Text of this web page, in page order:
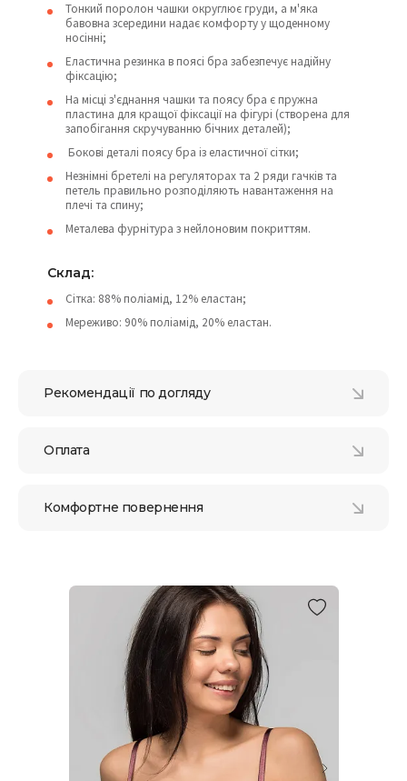
Тонкий поролон чашки округлює груди, а м'яка
бавовна зсередини надає комфорту у щоденному
носінні;
Еластична резинка в поясі бра забезпечує надійну
фіксацію;
На місці з'єднання чашки та поясу бра є пружна
пластина для кращої фіксації на фігурі (створена для
запобігання скручуванню бічних деталей);
Бокові деталі поясу бра із еластичної сітки;
Незнімні бретелі на регуляторах та 2 ряди гачків та
петель правильно розподіляють навантаження на
плечі та спину;
Металева фурнітура з нейлоновим покриттям.
Склад:
Сітка: 88% поліамід, 12% еластан;
Мереживо: 90% поліамід, 20% еластан.
Рекомендації по догляду
Оплата
Комфортне повернення